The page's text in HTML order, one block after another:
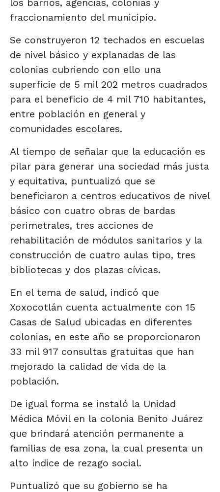
fraccionamiento del municipio.
Se construyeron 12 techados en escuelas
de nivel básico y explanadas de las
colonias cubriendo con ello una
superficie de 5 mil 202 metros cuadrados
para el beneficio de 4 mil 710 habitantes,
entre población en general y
comunidades escolares.
Al tiempo de señalar que la educación es
pilar para generar una sociedad más justa
y equitativa, puntualizó que se
beneficiaron a centros educativos de nivel
básico con cuatro obras de bardas
perimetrales, tres acciones de
rehabilitación de módulos sanitarios y la
construcción de cuatro aulas tipo, tres
bibliotecas y dos plazas cívicas.
En el tema de salud, indicó que
Xoxocotlán cuenta actualmente con 15
Casas de Salud ubicadas en diferentes
colonias, en este año se proporcionaron
33 mil 917 consultas gratuitas que han
mejorado la calidad de vida de la
población.
De igual forma se instaló la Unidad
Médica Móvil en la colonia Benito Juárez
que brindará atención permanente a
familias de esa zona, la cual presenta un
alto índice de rezago social.
Puntualizó que su gobierno se ha